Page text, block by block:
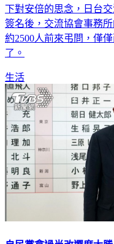
下對安倍的思念，日台
簽名後，交流協會事務
約2500人前來弔問，僅
了。
生活